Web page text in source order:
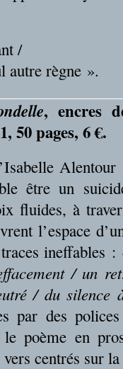
/
autre règne ».
, encres
50 pages, 6 €.
Alentour
être un
fluides, à
l’espace
ineffables :
/ un
/ du silence
par des
le poème en
centrés sur